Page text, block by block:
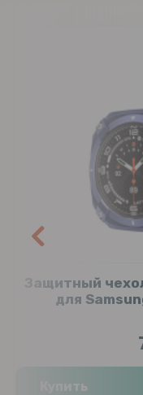
Защитный
для
Купить